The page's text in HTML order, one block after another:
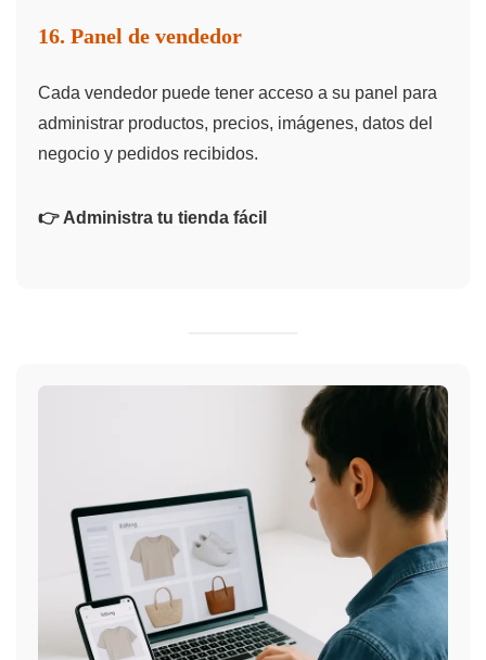
16. Panel de vendedor
Cada vendedor puede tener acceso a su panel para
administrar productos, precios, imágenes, datos del
negocio y pedidos recibidos.
👉 Administra tu tienda fácil